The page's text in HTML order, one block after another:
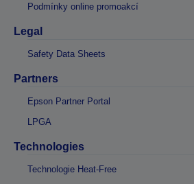
Podmínky online promoakcí
Legal
Safety Data Sheets
Partners
Epson Partner Portal
LPGA
Technologies
Technologie Heat-Free